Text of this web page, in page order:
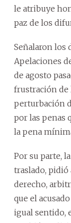
le atribuye
paz de los
Señalaron los
Apelaciones
de agosto
frustración de
perturbación
por las penas
la pena
Por su parte,
traslado, pidió
derecho,
que el
igual sentido,